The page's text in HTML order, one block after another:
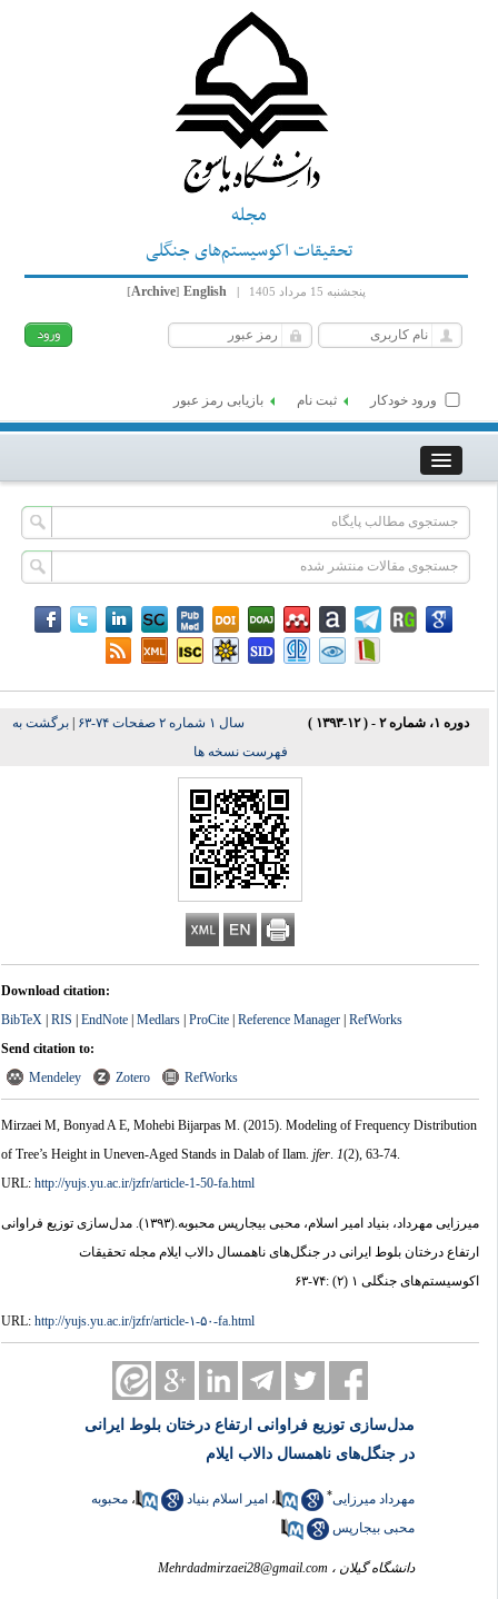
مجله
تحقیقات اکوسیستم‌های جنگلی
پنجشنبه 15 مرداد 1405 |
English
[Archive]
ورود خودکار ثبت نام بازیابی رمز عبور
دوره ۱، شماره ۲ - ( ۱۲-۱۳۹۳ ) سال ۱ شماره ۲ صفحات ۷۴-۶۳ |برگشت به
فهرست نسخه ها
Download citation:
BibTeX|RIS|EndNote|Medlars|ProCite|Reference Manager|RefWorks
Send citation to:
Mendeley
Zotero RefWorks
Mirzaei M, Bonyad A E, Mohebi Bijarpas M.(2015).Modeling of Frequency Distribution
of Tree’s Height in Uneven-Aged Stands in Dalab of Ilam.jfer.1(2), 63-74.
URL:http://yujs.yu.ac.ir/jzfr/article-1-50-fa.html
میرزایی مهرداد، بنیاد امیر اسلام، محبی بیجارپس محبوبه.(۱۳۹۳).
مدل‌سازی توزیع فراوانی
ارتفاع درختان بلوط ایرانی در جنگل‌های ناهمسال دالاب ایلام مجله تحقیقات
اکوسیستم‌های جنگلی ۱ (۲) :۷۴-۶۳
URL:http://yujs.yu.ac.ir/jzfr/article-۱-۵۰-fa.html
مدل‌سازی توزیع فراوانی ارتفاع درختان بلوط ایرانی
در جنگل‌های ناهمسال دالاب ایلام
مهرداد میرزایی ،امیر اسلام بنیاد ،محبوبه
محبی بیجارپس
دانشگاه گیلان ،Mehrdadmirzaei28@gmail.com